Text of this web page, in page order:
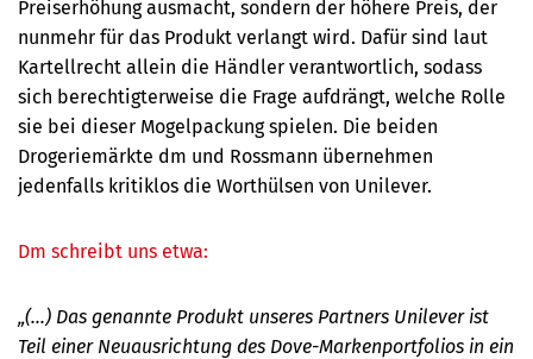
Preiserhöhung ausmacht, sondern der höhere Preis, der
nunmehr für das Produkt verlangt wird. Dafür sind laut
Kartellrecht allein die Händler verantwortlich, sodass
sich berechtigterweise die Frage aufdrängt, welche Rolle
sie bei dieser Mogelpackung spielen. Die beiden
Drogeriemärkte dm und Rossmann übernehmen
jedenfalls kritiklos die Worthülsen von Unilever.
Dm schreibt uns etwa:
„(...) Das genannte Produkt unseres Partners Unilever ist
Teil einer Neuausrichtung des Dove-Markenportfolios in ein